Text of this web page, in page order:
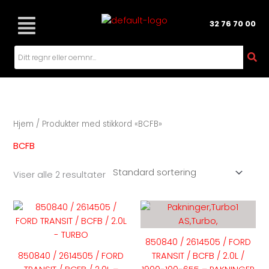
innholdet
32 76 70 00
Hjem / Produkter med stikkord «BCFB»
BCFB
Viser alle 2 resultater
850840 / 2614505 / FORD
Dette
produktet
varianter.
850840 / 2614505 / FORD
TRANSIT / BCFB / 2.0L /